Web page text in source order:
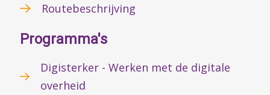
Routebeschrijving
Programma's
Digisterker - Werken met de digitale
overheid